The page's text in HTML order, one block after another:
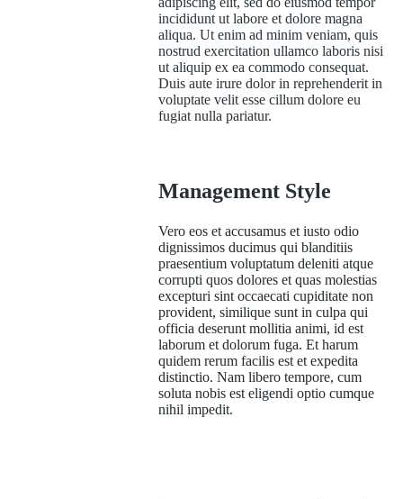
incididunt ut labore et dolore magna
aliqua. Ut enim ad minim veniam, quis
nostrud exercitation ullamco laboris nisi
ut aliquip ex ea commodo consequat.
Duis aute irure dolor in reprehenderit in
voluptate velit esse cillum dolore eu
fugiat nulla pariatur.
Management Style
Vero eos et accusamus et iusto odio
dignissimos ducimus qui blanditiis
praesentium voluptatum deleniti atque
corrupti quos dolores et quas molestias
excepturi sint occaecati cupiditate non
provident, similique sunt in culpa qui
officia deserunt mollitia animi, id est
laborum et dolorum fuga. Et harum
quidem rerum facilis est et expedita
distinctio. Nam libero tempore, cum
soluta nobis est eligendi optio cumque
nihil impedit.